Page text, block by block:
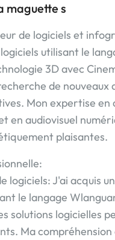
maguette s
de logiciels et
utilisant le
3D avec
de nouveaux
Mon expertise
en audiovisuel
plaisantes.
logiciels: J'ai acquis
le langage
solutions logicielles
Ma